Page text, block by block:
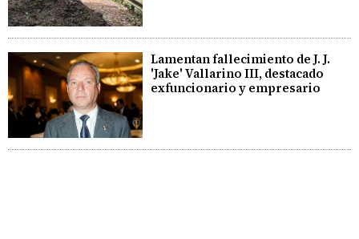
Lamentan fallecimiento de J. J.
'Jake' Vallarino III, destacado
exfuncionario y empresario